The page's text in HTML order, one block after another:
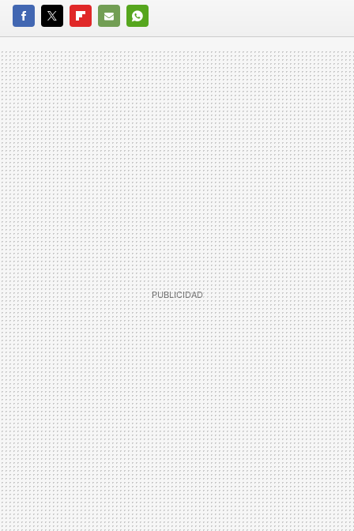
FACEBOOK
TWITTERFLIPBOARD
E-
MAIL
WHATSAPP